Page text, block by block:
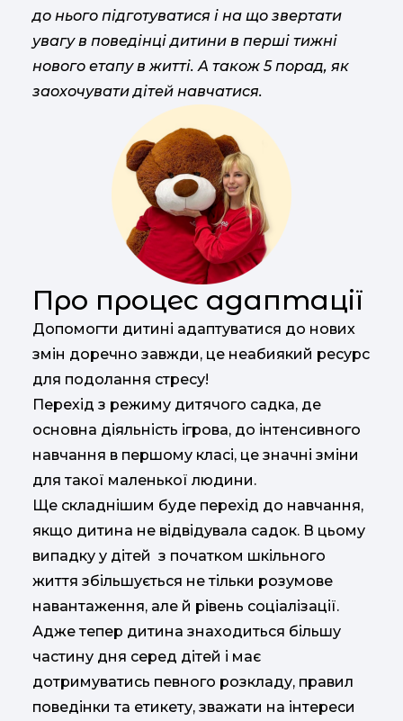
до нього підготуватися і на що звертати
увагу в поведінці дитини в перші тижні
нового етапу в житті. А також 5 порад, як
заохочувати дітей навчатися.
Про процес адаптації
Допомогти дитині адаптуватися до нових
змін доречно завжди, це неабиякий ресурс
для подолання стресу!
Перехід з режиму дитячого садка, де
основна діяльність ігрова, до інтенсивного
навчання в першому класі, це значні зміни
для такої маленької людини.
Ще складнішим буде перехід до навчання,
якщо дитина не відвідувала садок. В цьому
випадку у дітей з початком шкільного
життя збільшується не тільки розумове
навантаження, але й рівень соціалізації.
Адже тепер дитина знаходиться більшу
частину дня серед дітей і має
дотримуватись певного розкладу, правил
поведінки та етикету, зважати на інтереси